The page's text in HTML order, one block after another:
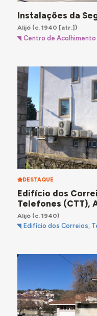
Instalações da
Alijó(c. 1940 [atr.])
Centro de Acolhimento
DESTAQUE
Edifício dos
Telefones (CTT),
Alijó(c. 1940)
Edifício dos Correios,